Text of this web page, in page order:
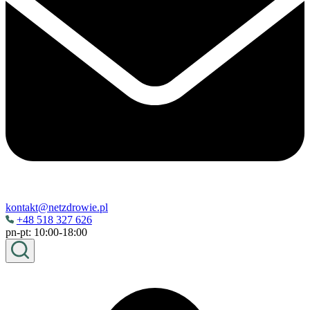
kontakt@netzdrowie.pl
+48 518 327 626
pn-pt: 10:00-18:00